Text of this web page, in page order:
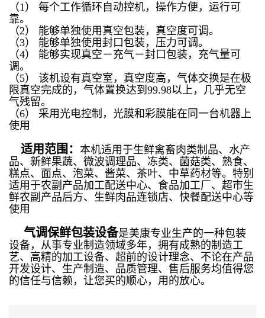
（1） 每个工作循环自动控机，操作方便，运行可
靠。
（2） 能够单独使用真空包装，真空度可调。
（3） 能够单独使用封口包装，压力可调。
（4） 能够实现真空－充气－封口包装，充气量可
调。
（5） 该机设有真空室，真空度高，气体交换是在极
限真空完成的，气体置换达到99.98以上，几乎无空
气残留。
（6） 采用光电控制，光膜和彩膜能在同一台机器上
使用
适用范围 ： 本机适用于生鲜禽畜肉类制品、水产
品、新鲜果蔬、微波调理品、冻类、菌菇类、熟食、
糕点、面点、泡菜、酱菜、茶叶、中草药材等。特别
适用于农副产品加工配送中心、食品加工厂、超市生
鲜农副产品后方、生鲜肉品连锁店、快餐配送中心等
使用
气调保鲜包装设备是美康专业生产的一种包装
设备，从事专业制造领域多年，拥有成熟的制造工
艺、高精的加工设备、超前的设计理念、不论在产品
开发设计、生产制造、品质管理、售后服务均值得您
的信任与信赖，让您买的顺心，用的放心。